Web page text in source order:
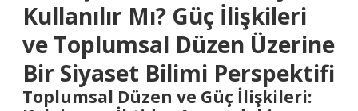
Kullanılır Mı? Güç İlişkileri
ve Toplumsal Düzen Üzerine
Bir Siyaset Bilimi Perspektifi
Toplumsal Düzen ve Güç İlişkileri: